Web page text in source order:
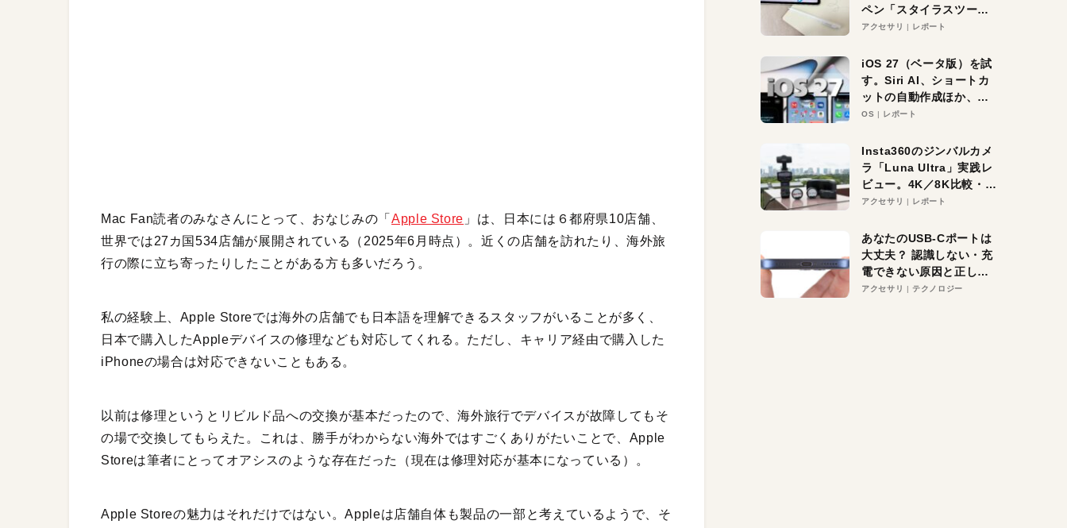
Mac Fan読者のみなさんにとって、おなじみの「 Apple Store 」は、日本には６都府県10店舗、
世界では27カ国534店舗が展開されている（2025年6月時点）。近くの店舗を訪れたり、海外旅
行の際に立ち寄ったりしたことがある方も多いだろう。
私の経験上、Apple Storeでは海外の店舗でも日本語を理解できるスタッフがいることが多く、
日本で購入したAppleデバイスの修理なども対応してくれる。ただし、キャリア経由で購入した
iPhoneの場合は対応できないこともある。
以前は修理というとリビルド品への交換が基本だったので、海外旅行でデバイスが故障してもそ
の場で交換してもらえた。これは、勝手がわからない海外ではすごくありがたいことで、Apple
Storeは筆者にとってオアシスのような存在だった（現在は修理対応が基本になっている）。
Apple Storeの魅力はそれだけではない。Appleは店舗自体も製品の一部と考えているようで、そ
ペン「スタイラスツーウ
ェイ」レビュー。持ち替
アクセサリ レポート
iOS 27（ベータ版）を試
す。Siri AI、ショートカ
ットの自動作成ほか、期
待大の便利機能5選。
る未来はすぐそこ！
OS レポート
Insta360のジンバルカメ
ラ「Luna Ultra」実践レ
ビュー。4K／8K比較・ズ
ーム・夜間撮影をチェッ
アクセサリ レポート
あなたのUSB-Cポートは
大丈夫？ 認識しない・充
電できない原因と正しい
対策
アクセサリ テクノロジー